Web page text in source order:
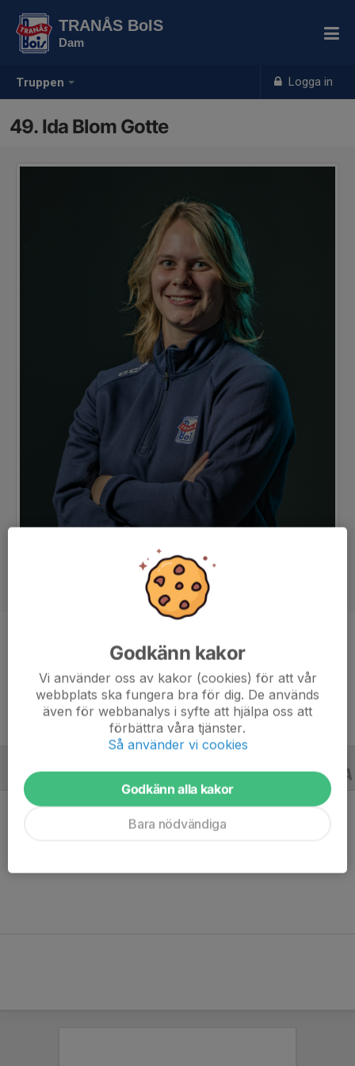
Truppen Logga in
TRANÅS BoIS
Dam
49. Ida Blom Gotte
Back
TRÄNINGSMATCHER 16/17
Godkänn kakor
Vi använder oss av kakor (cookies) för att vår
webbplats ska fungera bra för dig. De används
även för webbanalys i syfte att hjälpa oss att
förbättra våra tjänster.
Så använder vi cookies
Godkänn alla kakor
Bara nödvändiga